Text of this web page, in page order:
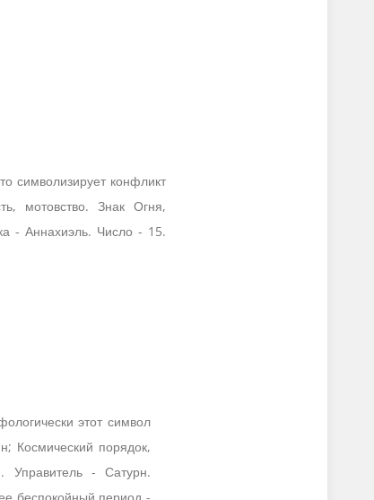
символизирует конфликт
мотовство. Знак Огня,
- Аннахиэль. Число - 15.
этот символ
Космический порядок,
Управитель - Сатурн.